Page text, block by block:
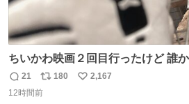
ちいかわ映画２回目行ったけど 誰
かった 許せねえ
返
信
21
リ
ポ
180
い
2,167
12時間前